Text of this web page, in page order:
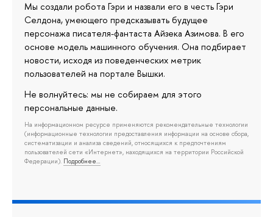
Мы создали робота Гэри и назвали его в честь Гэри
Селдона, умеющего предсказывать будущее
персонажа писателя-фантаста Айзека Азимова. В его
основе модель машинного обучения. Она подбирает
новости, исходя из поведенческих метрик
пользователей на портале Вышки.
Не волнуйтесь: мы не собираем для этого
персональные данные.
На информационном ресурсе применяются рекомендательные технологии
(информационные технологии предоставления информации на основе сбора,
систематизации и анализа сведений, относящихся к предпочтениям
пользователей сети «Интернет», находящихся на территории Российской
Федерации). Подробнее…